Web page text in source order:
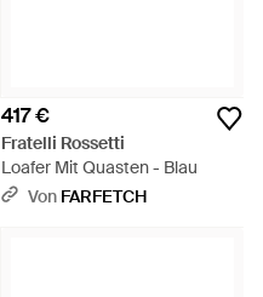
417 €
Fratelli Rossetti
Loafer Mit Quasten - Blau
Von FARFETCH